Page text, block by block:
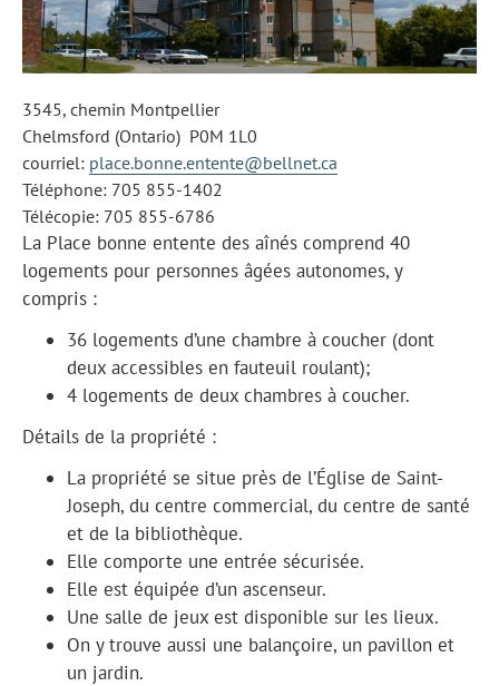
3545, chemin Montpellier
Chelmsford (Ontario) P0M 1L0
courriel: place.bonne.entente@bellnet.ca
Téléphone: 705 855-1402
Télécopie: 705 855-6786
La Place bonne entente des aînés comprend 40
logements pour personnes âgées autonomes, y
compris :
36 logements d’une chambre à coucher (dont
deux accessibles en fauteuil roulant);
4 logements de deux chambres à coucher.
Détails de la propriété :
La propriété se situe près de l’Église de Saint-
Joseph, du centre commercial, du centre de santé
et de la bibliothèque.
Elle comporte une entrée sécurisée.
Elle est équipée d’un ascenseur.
Une salle de jeux est disponible sur les lieux.
On y trouve aussi une balançoire, un pavillon et
un jardin.